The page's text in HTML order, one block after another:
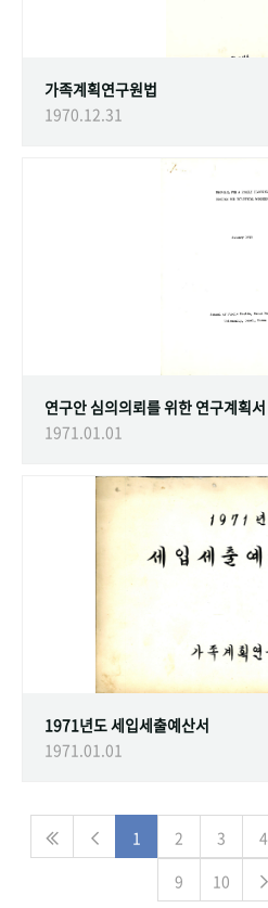
가족계획연구원법
1970.12.31
연구안 심의의뢰를 위한 연구계획서
1971.01.01
1971년도 세입세출예산서
1971.01.01
1 2 3 4
9
10